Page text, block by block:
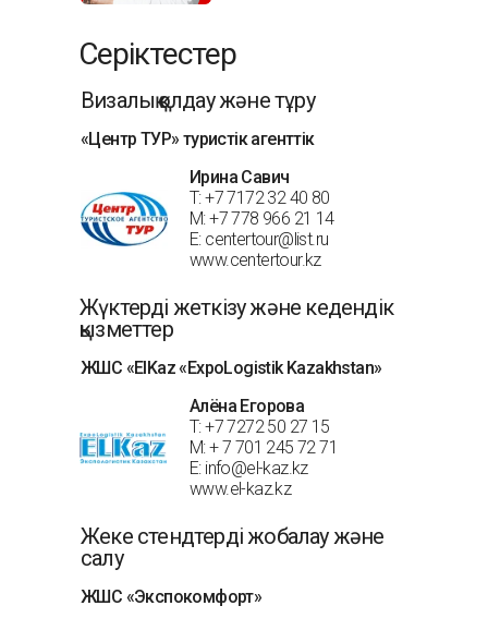
Серіктестер
Алёна Егорова
Т: +7 7272 50 27 15
М: + 7 701 245 72 71
Е: info@el-kaz.kz
www.el-kaz.kz
Ирина Савич
T: +7 7172 32 40 80
M: +7 778 966 21 14
E: centertour@list.ru
www.centertour.kz
Визалық қолдау және тұру
Жүктерді жеткізу және кедендік
қызметтер
ЖШС «ElKaz «ExpoLogistik Kazakhstan»
«Центр ТУР» туристік агенттік
Жеке стендтерді жобалау және
салу
ЖШС «Экспокомфорт»